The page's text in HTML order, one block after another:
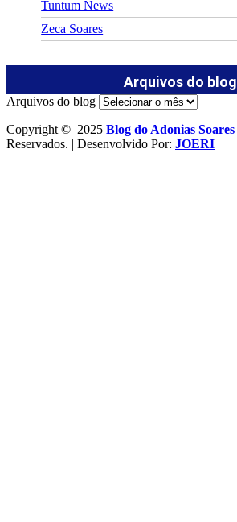
Tuntum News
Zeca Soares
Arquivos do blog
Arquivos do blog
Copyright © 2025 Blog do Adonias Soares
Reservados. | Desenvolvido Por: JOERI